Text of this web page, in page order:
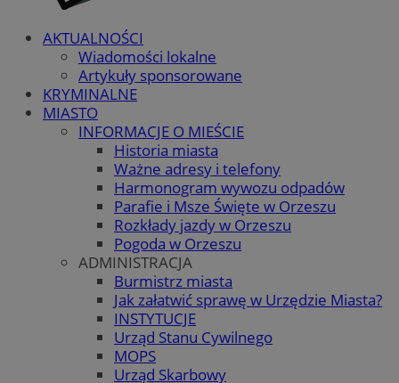
AKTUALNOŚCI
Wiadomości lokalne
Artykuły sponsorowane
KRYMINALNE
MIASTO
INFORMACJE O MIEŚCIE
Historia miasta
Ważne adresy i telefony
Harmonogram wywozu odpadów
Parafie i Msze Święte w Orzeszu
Rozkłady jazdy w Orzeszu
Pogoda w Orzeszu
ADMINISTRACJA
Burmistrz miasta
Jak załatwić sprawę w Urzędzie Miasta?
INSTYTUCJE
Urząd Stanu Cywilnego
MOPS
Urząd Skarbowy